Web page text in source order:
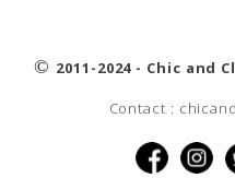
© 2011-2024 - Chic and
Contact :